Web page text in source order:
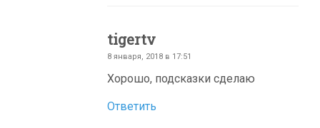
tigertv
8 января, 2018 в 17:51
Хорошо, подсказки сделаю
Ответить